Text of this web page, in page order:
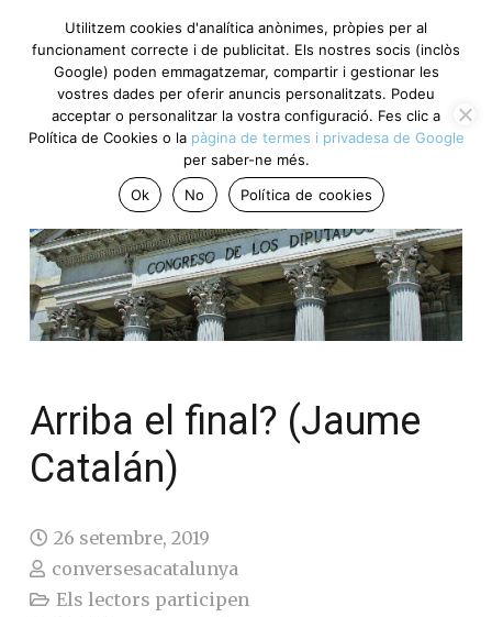
Arriba el final? (Jaume
Catalán)
26 setembre, 2019
conversesacatalunya
Els lectors participen
Utilitzem cookies d'analítica anònimes, pròpies per al
funcionament correcte i de publicitat. Els nostres socis (inclòs
Google) poden emmagatzemar, compartir i gestionar les
vostres dades per oferir anuncis personalitzats. Podeu
acceptar o personalitzar la vostra configuració. Fes clic a
Política de Cookies o la pàgina de termes i privadesa de Google
per saber-ne més.
Ok
No Política de cookies